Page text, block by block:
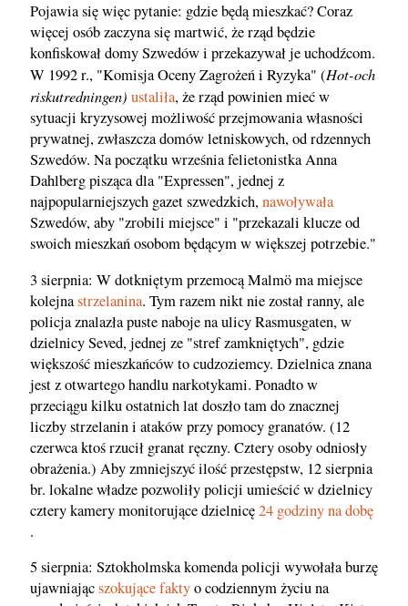
Pojawia się więc pytanie: gdzie będą mieszkać? Coraz
więcej osób zaczyna się martwić, że rząd będzie
konfiskował domy Szwedów i przekazywał je uchodźcom.
W 1992 r., "Komisja Oceny Zagrożeń i Ryzyka" (Hot-och
riskutredningen) ustaliła, że rząd powinien mieć w
sytuacji kryzysowej możliwość przejmowania własności
prywatnej, zwłaszcza domów letniskowych, od rdzennych
Szwedów. Na początku września felietonistka Anna
Dahlberg pisząca dla "Expressen", jednej z
najpopularniejszych gazet szwedzkich,nawoływała
Szwedów, aby "zrobili miejsce" i "przekazali klucze od
swoich mieszkań osobom będącym w większej potrzebie."
3 sierpnia: W dotkniętym przemocą Malmö ma miejsce
kolejnastrzelanina. Tym razem nikt nie został ranny, ale
policja znalazła puste naboje na ulicy Rasmusgaten, w
dzielnicy Seved, jednej ze "stref zamkniętych", gdzie
większość mieszkańców to cudzoziemcy. Dzielnica znana
jest z otwartego handlu narkotykami. Ponadto w
przeciągu kilku ostatnich lat doszło tam do znacznej
liczby strzelanin i ataków przy pomocy granatów. (12
czerwca ktoś rzucił granat ręczny. Cztery osoby odniosły
obrażenia.) Aby zmniejszyć ilość przestępstw, 12 sierpnia
br. lokalne władze pozwoliły policji umieścić w dzielnicy
cztery kamery monitorujące dzielnicę24 godziny na dobę
.
5 sierpnia: Sztokholmska komenda policji wywołała burzę
ujawniającszokujące faktyo codziennym życiu na